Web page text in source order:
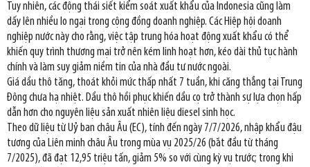
Tuy nhiên, các động thái siết kiểm soát xuất khẩu của Indonesia cũng làm
dấy lên nhiều lo ngại trong cộng đồng doanh nghiệp. Các Hiệp hội doanh
nghiệp nước này cho rằng, việc tập trung hóa hoạt động xuất khẩu có thể
khiến quy trình thương mại trở nên kém linh hoạt hơn, kéo dài thủ tục hành
chính và làm suy giảm niềm tin của nhà đầu tư nước ngoài.
Giá dầu thô tăng, thoát khỏi mức thấp nhất 7 tuần, khi căng thẳng tại Trung
Đông chưa hạ nhiệt. Dầu thô hồi phục khiến dầu cọ trở thành sự lựa chọn hấp
dẫn hơn cho nguyên liệu sản xuất nhiên liệu diesel sinh học.
Theo dữ liệu từ Uỷ ban châu Âu (EC), tính đến ngày 7/7/2026, nhập khẩu đậu
tương của Liên minh châu Âu trong mùa vụ 2025/26 (bắt đầu từ tháng
7/2025), đã đạt 12,95 triệu tấn, giảm 5% so với cùng kỳ vụ trước; trong khi